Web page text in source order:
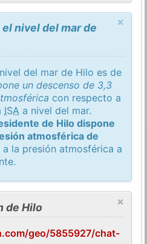
×
nivel del mar de
del mar de Hilo es de
un descenso de 3,3
con respecto a
ISA a nivel del mar.
de Hilo dispone
atmosférica de
la presión atmosférica a
×
de Hilo
geo/5855927/chat-